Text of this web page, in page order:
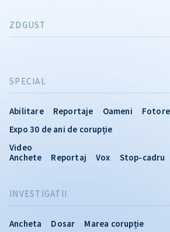
INVESTIGATII
Ancheta Dosar
Marea corupție
SPECIAL
Abilitare Reportaje Oameni
Expo 30 de ani de corupție
Video
Anchete
Reportaj Vox Stop-cadru
ZDGUST